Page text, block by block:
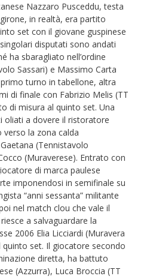
Nazzaro Pusceddu, testa
in realtà, era partito
set con il giovane guspinese
disputati sono andati
ha sbaragliato nell’ordine
Sassari) e Massimo Carta
turno in tabellone, altra
di finale con Fabrizio Melis (TT
di misura al quinto set. Una
oliati a dovere il ristoratore
verso la zona calda
(Tennistavolo
(Muraverese). Entrato con
di marca paulese
imponendosi in semifinale su
“anni sessanta” militante
nel match clou che vale il
a salvaguardare la
2006 Elia Licciardi (Muravera
set. Il giocatore secondo
diretta, ha battuto
(Azzurra), Luca Broccia (TT